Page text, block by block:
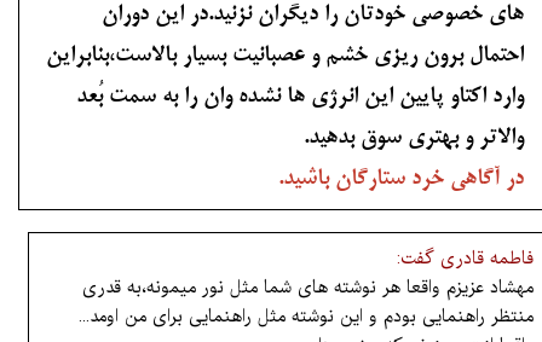
های خصوصی خودتان را دیگران نزنید.در این دوران
احتمال برون ریزی خشم و عصبانیت بسیار بالاست،بنابراین
وارد اکتاو پایین این انرژی ها نشده وان را به سمت بُعد
والاتر و بهتری سوق بدهید.
در آگاهی خرد ستارگان باشید.
فاطمه قادری گفت:
مهشاد عزیزم واقعا هر نوشته های شما مثل نور میمونه،به قدری
منتظر راهنمایی بودم و این نوشته مثل راهنمایی برای من اومد...